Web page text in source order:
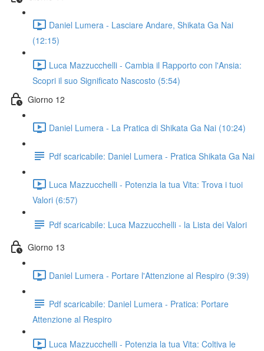
Daniel Lumera - Lasciare Andare, Shikata Ga Nai
(12:15)
Luca Mazzucchelli - Cambia il Rapporto con l'Ansia:
Scopri il suo Significato Nascosto (5:54)
Giorno 12
Daniel Lumera - La Pratica di Shikata Ga Nai (10:24)
Pdf scaricabile: Daniel Lumera - Pratica Shikata Ga Nai
Luca Mazzucchelli - Potenzia la tua Vita: Trova i tuoi
Valori (6:57)
Pdf scaricabile: Luca Mazzucchelli - la Lista dei Valori
Giorno 13
Daniel Lumera - Portare l'Attenzione al Respiro (9:39)
Pdf scaricabile: Daniel Lumera - Pratica: Portare
Attenzione al Respiro
Luca Mazzucchelli - Potenzia la tua Vita: Coltiva le